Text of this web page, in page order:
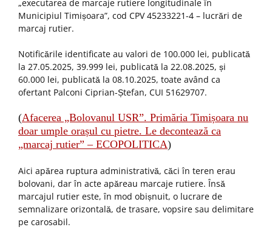
„executarea de marcaje rutiere longitudinale în
Municipiul Timișoara”, cod CPV 45233221-4 – lucrări de
marcaj rutier.
Notificările identificate au valori de 100.000 lei, publicată
la 27.05.2025, 39.999 lei, publicată la 22.08.2025, și
60.000 lei, publicată la 08.10.2025, toate având ca
ofertant Palconi Ciprian-Ștefan, CUI 51629707.
(Afacerea „Bolovanul USR”. Primăria Timișoara nu
doar umple orașul cu pietre. Le decontează ca
„marcaj rutier” – ECOPOLITICA)
Aici apărea ruptura administrativă, căci în teren erau
bolovani, dar în acte apăreau marcaje rutiere. Însă
marcajul rutier este, în mod obișnuit, o lucrare de
semnalizare orizontală, de trasare, vopsire sau delimitare
pe carosabil.